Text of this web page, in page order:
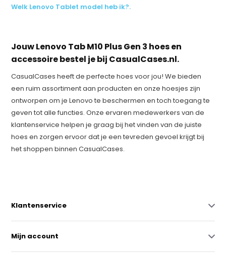
Welk Lenovo Tablet model heb ik?.
Jouw Lenovo Tab M10 Plus Gen 3 hoes en
accessoire bestel je bij CasualCases.nl.
CasualCases heeft de perfecte hoes voor jou! We bieden
een ruim assortiment aan producten en onze hoesjes zijn
ontworpen om je Lenovo te beschermen en toch toegang te
geven tot alle functies. Onze ervaren medewerkers van de
klantenservice helpen je graag bij het vinden van de juiste
hoes en zorgen ervoor dat je een tevreden gevoel krijgt bij
het shoppen binnen CasualCases.
Klantenservice
Mijn account